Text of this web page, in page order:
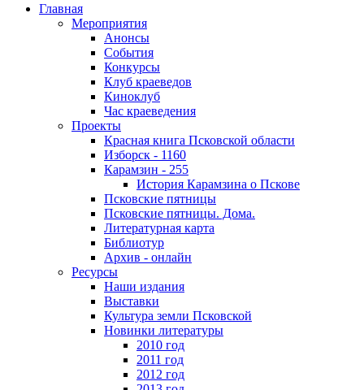
Главная
Мероприятия
Анонсы
События
Конкурсы
Клуб краеведов
Киноклуб
Час краеведения
Проекты
Красная книга Псковской области
Изборск - 1160
Карамзин - 255
История Карамзина о Пскове
Псковские пятницы
Псковские пятницы. Дома.
Литературная карта
Библиотур
Архив - онлайн
Ресурсы
Наши издания
Выставки
Культура земли Псковской
Новинки литературы
2010 год
2011 год
2012 год